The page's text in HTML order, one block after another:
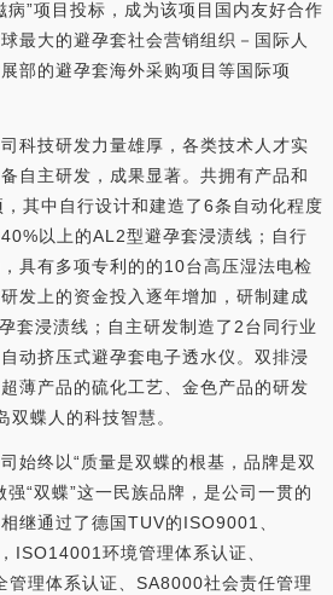
病”项目投标，成为该项目国内友好合作
最大的避孕套社会营销组织－国际人
部的避孕套海外采购项目等国际项
科技研发力量雄厚，各类技术人才实
自主研发，成果显著。共拥有产品和
其中自行设计和建造了6条自动化程度
以上的AL2型避孕套浸渍线；自行
具有多项专利的的10台高压湿法电检
发上的资金投入逐年增加，研制建成
套浸渍线；自主研发制造了2台同行业
动挤压式避孕套电子透水仪。双排浸
薄产品的硫化工艺、金色产品的研发
蝶人的科技智慧。
始终以“质量是双蝶的根基，品牌是双
“双蝶”这一民族品牌，是公司一贯的
继通过了德国TUV的ISO9001、
ISO14001环境管理体系认证、
理体系认证、SA8000社会责任管理